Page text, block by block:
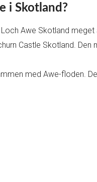
i Skotland?
Awe Skotland
Castle Skotland.
med Awe-floden.